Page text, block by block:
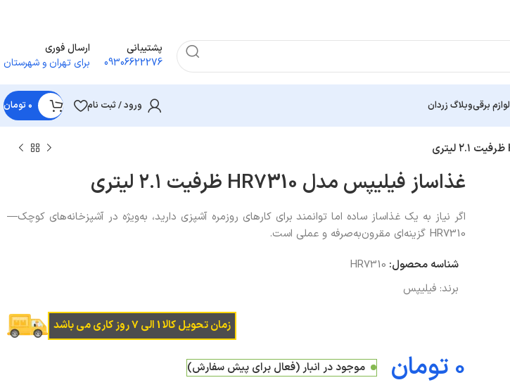
پشتیبانی
09306622276
ارسال فوری
برای تهران و شهرستان
لوازم برقیوبلاگ زردان ورود / ثبت نام ۰تومان
غذاساز فیلیپس مدل HR7310 ظرفیت ۲.۱ لیتری
اگر نیاز به یک غذاساز ساده اما توانمند برای کارهای روزمره آشپزی دارید، به‌ویژه در آشپزخانه‌های کوچک—
HR7310 گزینه‌ای مقرون‌به‌صرفه و عملی است.
شناسه محصول: HR7310
برند: فیلیپس
زمان تحویل کالا 1 الی 7 روز کاری می باشد
تومان موجود در انبار (فعال برای پیش سفارش)